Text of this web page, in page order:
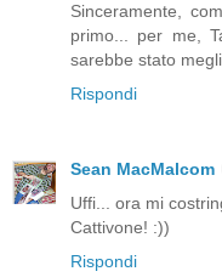
Sinceramente,
primo... per me,
sarebbe stato
Rispondi
Sean MacMalcom
Uffi... ora mi
Cattivone! :))
Rispondi